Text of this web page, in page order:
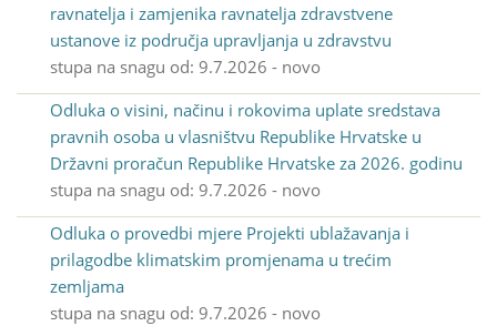
ravnatelja i zamjenika ravnatelja zdravstvene
ustanove iz područja upravljanja u zdravstvu
stupa na snagu od: 9.7.2026 - novo
Odluka o visini, načinu i rokovima uplate sredstava
pravnih osoba u vlasništvu Republike Hrvatske u
Državni proračun Republike Hrvatske za 2026. godinu
stupa na snagu od: 9.7.2026 - novo
Odluka o provedbi mjere Projekti ublažavanja i
prilagodbe klimatskim promjenama u trećim
zemljama
stupa na snagu od: 9.7.2026 - novo